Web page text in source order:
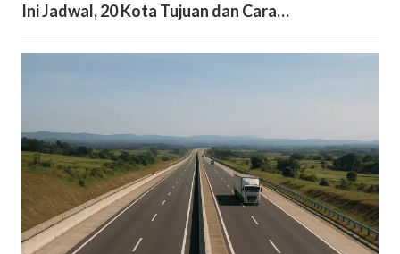
Ini Jadwal, 20 Kota Tujuan dan Cara
Pendaftarannya